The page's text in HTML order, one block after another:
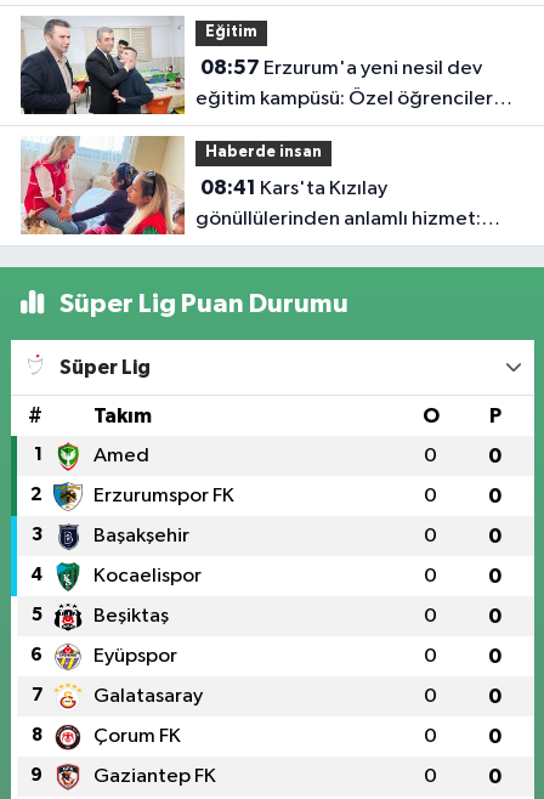
Eğitim
08:57
eğitim kampüsü: Özel öğrenciler
geleceğe burada hazırlanacak
Haberde insan
08:41
gönüllülerinden anlamlı hizmet:
Evde bakım hareketiyle yalnızlığa ve
Süper Lig Puan Durumu
Süper Lig
# Takım O P
1 Amed 0 0
2 Erzurumspor FK 0 0
3 Başakşehir 0 0
4 Kocaelispor 0 0
5 Beşiktaş 0 0
6 Eyüpspor 0 0
7 Galatasaray 0 0
8 Çorum FK 0 0
9 Gaziantep FK 0 0